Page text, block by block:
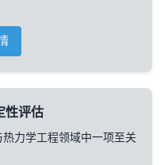
性评估
力学工程领域中一项至关